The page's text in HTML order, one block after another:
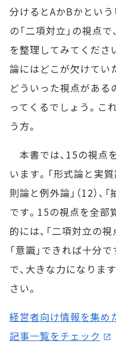
分けるとAかBかという
の「二項対立」の視点で
を整理してみてくださ
論にはどこが欠けてい
どういった視点がある
ってくるでしょう。こ
う方。
本書では、15の視点
います。「形式論と実質
則論と例外論」（12）、
です。15の視点を全部
的には、「二項対立の
「意識」できれば十分
で、大きな力になりま
さい。
経営者向け情報を集め
記事一覧をチェック